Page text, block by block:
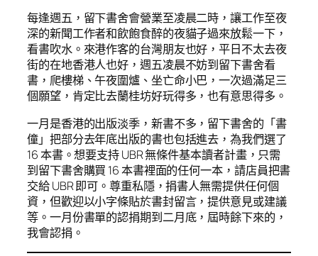
每逢週五，留下書舍會營業至凌晨二時，讓工作至夜
深的新聞工作者和飲飽食醉的夜貓子過來放鬆一下，
看書吹水。來港作客的台灣朋友也好，平日不太去夜
街的在地香港人也好，週五凌晨不妨到留下書舍看
書，爬樓梯、午夜圍爐、坐亡命小巴，一次過滿足三
個願望，肯定比去蘭桂坊好玩得多，也有意思得多。
一月是香港的出版淡季，新書不多，留下書舍的「書
僮」把部分去年底出版的書也包括進去，為我們選了
16 本書。想要支持 UBR 無條件基本讀者計畫，只需
到留下書舍購買 16 本書裡面的任何一本，請店員把書
交給 UBR 即可。尊重私隱，捐書人無需提供任何個
資，但歡迎以小字條貼於書封留言，提供意見或建議
等。一月份書單的認捐期到二月底，屆時餘下來的，
我會認捐。